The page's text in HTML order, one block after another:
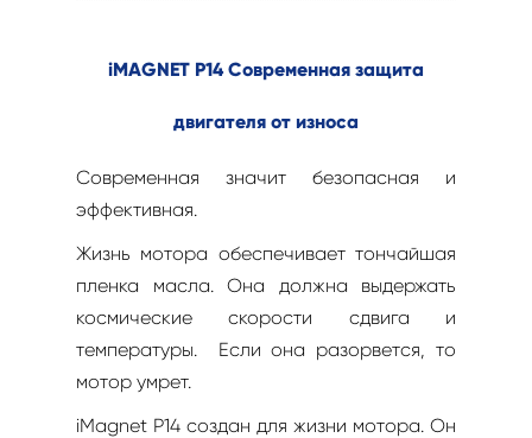
iMAGNET P14 Современная защита
двигателя от износа
Современная значит безопасная и
эффективная.
Жизнь мотора обеспечивает тончайшая
пленка масла. Она должна выдержать
космические скорости сдвига и
температуры. Если она разорвется, то
мотор умрет.
iMagnet P14 создан для жизни мотора. Он